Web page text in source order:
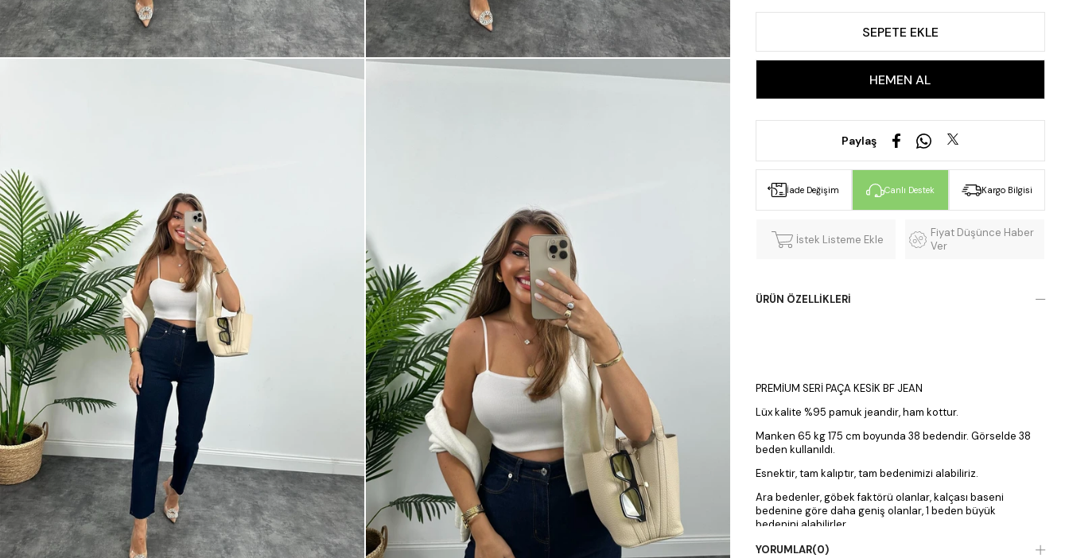
Paylaş
İade Değişim Canlı Destek Kargo Bilgisi
İstek Listeme Ekle
Fiyat Düşünce Haber
Ver
ÜRÜN ÖZELLIKLERI
PREMİUM SERİ PAÇA KESİK BF JEAN
Lüx kalite %95 pamuk jeandir, ham kottur.
Manken 65 kg 175 cm boyunda 38 bedendir. Görselde 38
beden kullanıldı.
Esnektir, tam kalıptır, tam bedenimizi alabiliriz.
Ara bedenler, göbek faktörü olanlar, kalçası baseni
bedenine göre daha geniş olanlar, 1 beden büyük
bedenini alabilirler.
Ultra yüksek beldir, paçası kesiktir.
YORUMLAR(0)